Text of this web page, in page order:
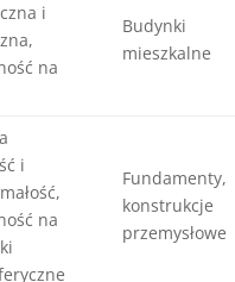
i
na
Budynki
mieszkalne
i
na
Fundamenty,
konstrukcje
przemysłowe